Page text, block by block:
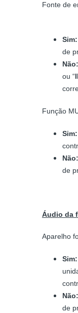
Fonte de
Sim:
de
Não:
ou “
Função
Sim:
Não:
de
Áudio da
Aparelho
Sim:
Não:
de